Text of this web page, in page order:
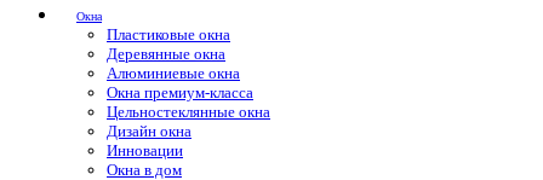
Окна
Пластиковые окна
Деревянные окна
Алюминиевые окна
Окна премиум-класса
Цельностеклянные окна
Дизайн окна
Инновации
Окна в дом